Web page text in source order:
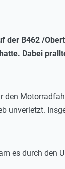
der B462 /
Dabei
unverletzt.
es durch den